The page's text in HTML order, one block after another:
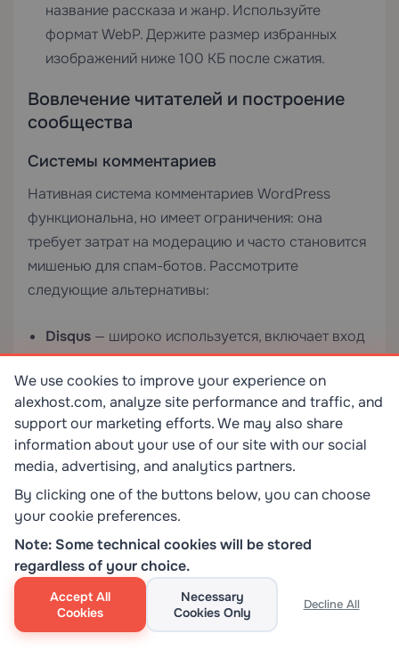
название рассказа и жанр. Используйте
формат WebP. Держите размер избранных
изображений ниже 100 КБ после сжатия.
Вовлечение читателей и построение
сообщества
Системы комментариев
Нативная система комментариев WordPress
функциональна, но имеет ограничения: она
требует затрат на модерацию и часто становится
мишенью для спам-ботов. Рассмотрите
следующие альтернативы:
Disqus — широко используется, включает вход
через социальные сети, но загружает внешний
JavaScript, влияющий на скорость страницы.
Используйте асинхронную загрузку.
Jetpack Comments— интегрируется с
аккаунтами WordPress.com, более низкий
уровень спама по сравнению с нативными
комментариями.
Нативный WordPress с Akismet— простейшая
настройка. Фильтрация спама Akismet
высокоэффективна. Достаточно для
большинства блогов художественной прозы.
We use cookies to improve your experience on
alexhost.com, analyze site performance and traffic, and
support our marketing efforts. We may also share
information about your use of our site with our social
media, advertising, and analytics partners.
By clicking one of the buttons below, you can choose
your cookie preferences.
Note: Some technical cookies will be stored
regardless of your choice.
Accept All
Cookies
Necessary
Cookies Only
Decline All